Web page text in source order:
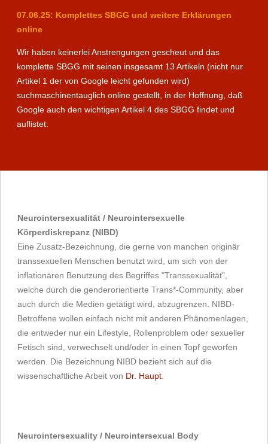
07.06.25: Komplettes SBGG und weitere Erklärungen
online
Wir haben keinerlei Anstrengungen gescheut und das
komplette SBGG mit seinen insgesamt 13 Artikeln (nicht nur
Artikel 1 der von Google leicht gefunden wird)
suchmaschinentauglich online gestellt, in der Hoffnung, daß
Google auch den wichtigen Artikel 4 des SBGG findet und
auflistet.
Neurointersexualität / Neurointersexuelle
Körperdiskrepanz (NIBD)
Eine Zusatz-Bezeichnung, die gerne von manchen originär
transsexuellen Menschen benutzt wird, um sich von der
inflationären Benutzung des Begriffes "Transsexualität",
welche durch die genderorientierte Trans*-Community, aber
auch durch die Medien getätigt wird, abzugrenzen. NIBD-
Betroffene wollen einfach nicht mit anderen Phänomenlagen,
die entweder nur ein Lifestyle, Rollenproblem oder sexueller
Fetisch sind, verwechselt und/oder in einen Topf geworfen
werden. Die Bezeichnung NIBD bezieht sich auf die
wissenschaftliche Arbeit von Dr. Haupt
Neurointersexuality / Neurointersexual Body